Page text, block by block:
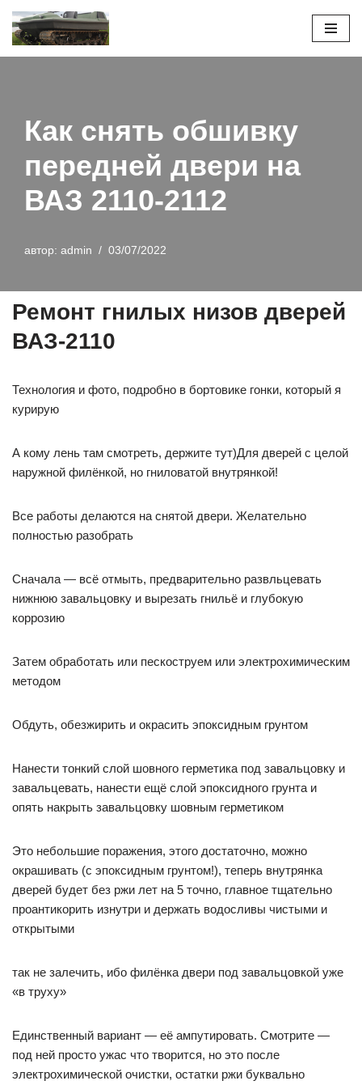
Перейти
Как снять обшивку
передней двери на
ВАЗ 2110-2112
автор: admin 03/07/2022
Ремонт гнилых низов дверей
ВАЗ-2110
Технология и фото, подробно в бортовике гонки, который я
курирую
А кому лень там смотреть, держите тут)Для дверей с целой
наружной филёнкой, но гниловатой внутрянкой!
Все работы делаются на снятой двери. Желательно
полностью разобрать
Сначала — всё отмыть, предварительно развльцевать
нижнюю завальцовку и вырезать гнильё и глубокую
коррозию
Затем обработать или пескоструем или электрохимическим
методом
Обдуть, обезжирить и окрасить эпоксидным грунтом
Нанести тонкий слой шовного герметика под завальцовку и
завальцевать, нанести ещё слой эпоксидного грунта и
опять накрыть завальцовку шовным герметиком
Это небольшие поражения, этого достаточно, можно
окрашивать (с эпоксидным грунтом!), теперь внутрянка
дверей будет без ржи лет на 5 точно, главное тщательно
проантикорить изнутри и держать водосливы чистыми и
открытыми
так не залечить, ибо филёнка двери под завальцовкой уже
«в труху»
Единственный вариант — её ампутировать. Смотрите —
под ней просто ужас что творится, но это после
электрохимической очистки, остатки ржи буквально